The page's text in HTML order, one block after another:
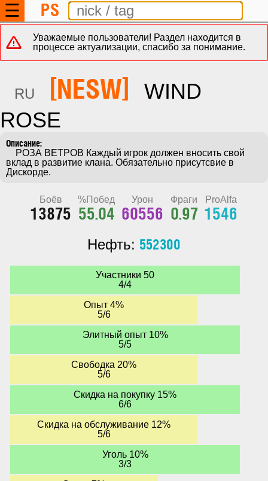
☰ PS
Уважаемые пользователи! Раздел находится в
процессе актуализации, спасибо за понимание.
RU [NESW]
WIND
ROSE
вклад в развитие клана. Обязательно присутсвие в
Дискорде.
Боёв
13875
%Побед
55.04
Урон
60556
Фраги
0.97
ProAlfa
1546
Нефть: 552300
Участники 50
4/4
Опыт 4%
5/6
Элитный опыт 10%
5/5
Свободка 20%
5/6
Скидка на покупку 15%
6/6
Скидка на обслуживание 12%
5/6
Уголь 10%
3/3